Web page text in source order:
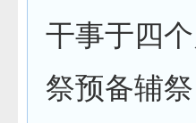
干事于四
祭预备辅